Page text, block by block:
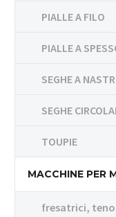
PIALLE A FILO
PIALLE A
SEGHE A
SEGHE
TOUPIE
MACCHINE PER
fresatrici,